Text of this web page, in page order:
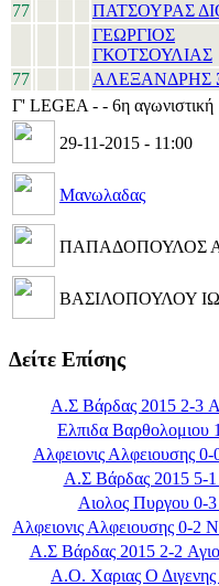
77
ΠΑΤΣΟΥΡΑΣ
ΓΕΩΡΓΙΟΣ
ΓΚΟΤΣΟΥΛΙΑΣ
77
ΑΛΕΞΑΝΔΡΗΣ
Γ' LEGEA - - 6η αγωνιστική
29-11-2015 - 11:00
Μανωλαδας
ΠΑΠΑΔΟΠΟΥΛΟΣ
ΒΑΣΙΛΟΠΟΥΛΟΥ
Δείτε Επίσης
Α.Σ Βάρδας 2015 2-3
Ελπιδα
Αλφειονις Αλφειουσης
Α.Σ Βάρδας 2015 5-
Αιολος Πυργου 0-
Αλφειονις Αλφειουσης 0-2
Α.Σ Βάρδας 2015 2-2
Α.Ο. Χαριας Ο